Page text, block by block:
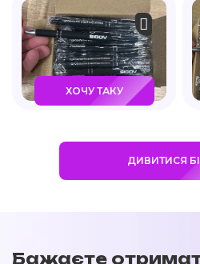
ХОЧУ ТАКУ
ДИВИТИСЯ
Бажаєте